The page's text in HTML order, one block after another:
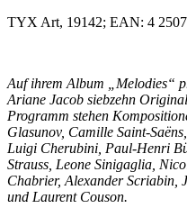
TYX Art, 19142; EAN: 4
Auf ihrem Album „Melodies“
Ariane Jacob siebzehn
Programm stehen
Glasunov, Camille Saint-
Luigi Cherubini, Paul-Henri
Strauss, Leone Sinigaglia,
Chabrier, Alexander Scriabin,
und Laurent Couson.